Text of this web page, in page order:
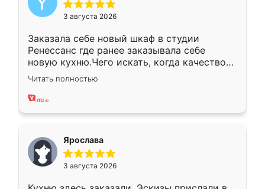
3 августа 2026
Заказала себе новый шкаф в студии
Ренессанс где ранее заказывала себе
новую кухню.Чего искать, когда качеством
вполне довольна. Служит кухня уже почти
два года, нареканий нет.
Читать полностью
Ярослава
3 августа 2026